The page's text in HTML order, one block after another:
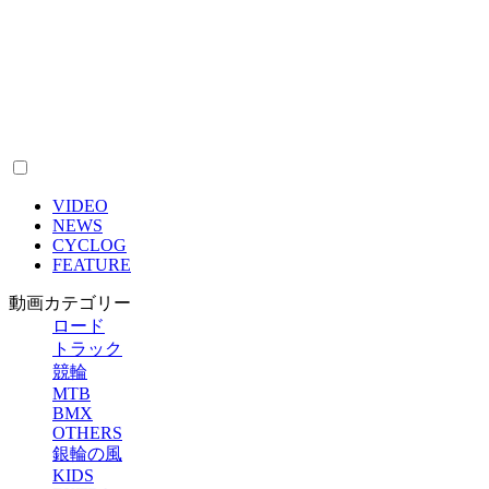
VIDEO
NEWS
CYCLOG
FEATURE
動画カテゴリー
ロード
トラック
競輪
MTB
BMX
OTHERS
銀輪の風
KIDS